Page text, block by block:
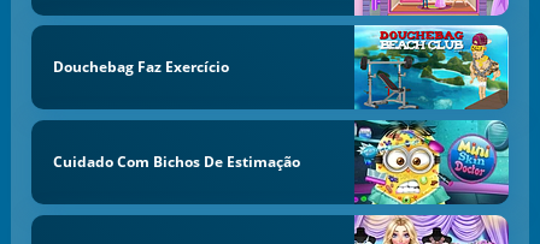
Douchebag Faz Exercício
Cuidado Com Bichos De Estimação